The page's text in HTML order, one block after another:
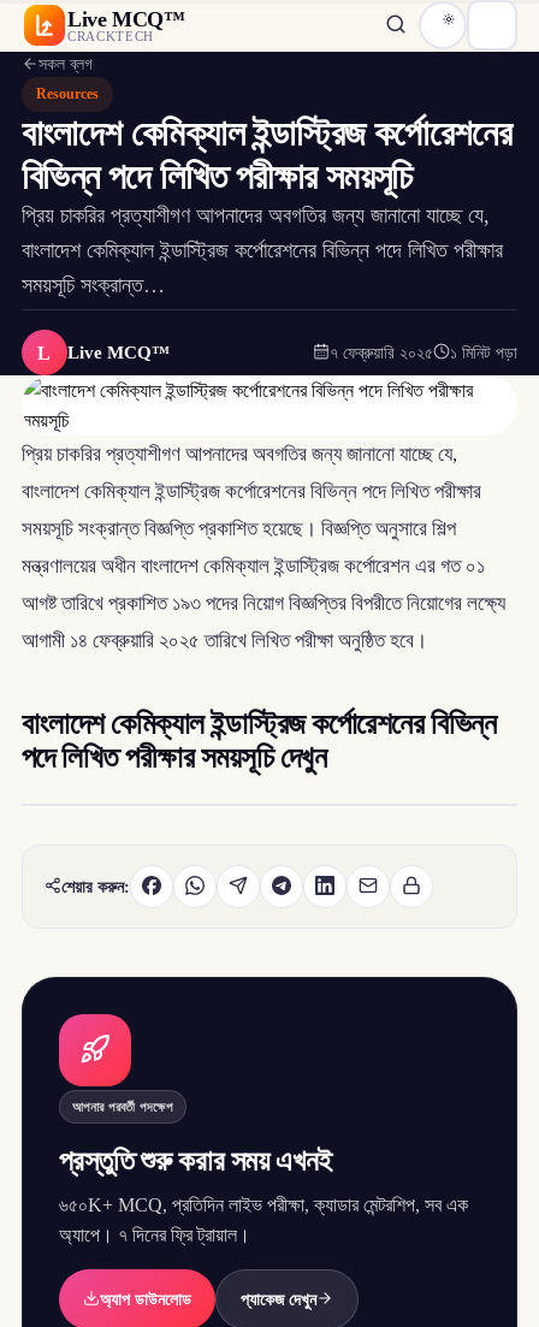
Live MCQ™
CRACKTECH
সকল ব্লগ
Resources
বাংলাদেশ কেমিক্যাল ইন্ডাস্ট্রিজ কর্পোরেশনের
বিভিন্ন পদে লিখিত পরীক্ষার সময়সূচি
প্রিয় চাকরির প্রত্যাশীগণ আপনাদের অবগতির জন্য জানানো যাচ্ছে যে,
বাংলাদেশ কেমিক্যাল ইন্ডাস্ট্রিজ কর্পোরেশনের বিভিন্ন পদে লিখিত পরীক্ষার
সময়সূচি সংক্রান্ত…
L Live MCQ™ ৭ ফেব্রুয়ারি ২০২৫ ১ মিনিট পড়া
প্রিয় চাকরির প্রত্যাশীগণ আপনাদের অবগতির জন্য জানানো যাচ্ছে যে,
বাংলাদেশ কেমিক্যাল ইন্ডাস্ট্রিজ কর্পোরেশনের বিভিন্ন পদে লিখিত পরীক্ষার
সময়সূচি সংক্রান্ত বিজ্ঞপ্তি প্রকাশিত হয়েছে। বিজ্ঞপ্তি অনুসারে শিল্প
মন্ত্রণালয়ের অধীন বাংলাদেশ কেমিক্যাল ইন্ডাস্ট্রিজ কর্পোরেশন এর গত ০১
আগষ্ট তারিখে প্রকাশিত ১৯৩ পদের নিয়োগ বিজ্ঞপ্তির বিপরীতে নিয়োগের লক্ষ্যে
আগামী ১৪ ফেব্রুয়ারি ২০২৫ তারিখে লিখিত পরীক্ষা অনুষ্ঠিত হবে।
বাংলাদেশ কেমিক্যাল ইন্ডাস্ট্রিজ কর্পোরেশনের বিভিন্ন
পদে লিখিত পরীক্ষার সময়সূচি দেখুন
শেয়ার করুন:
আপনার পরবর্তী পদক্ষেপ
প্রস্তুতি শুরু করার সময় এখনই
৬৫০K+ MCQ, প্রতিদিন লাইভ পরীক্ষা, ক্যাডার মেন্টরশিপ, সব এক
অ্যাপে। ৭ দিনের ফ্রি ট্রায়াল।
অ্যাপ ডাউনলোড প্যাকেজ দেখুন